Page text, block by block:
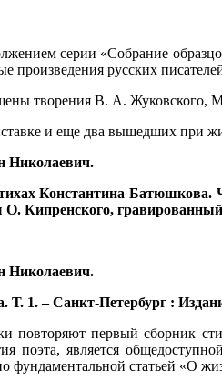
серии «Собрание
произведения русских
творения В. А. Жуковского,
и еще два вышедших при
Николаевич.
Константина
О. Кипренского,
Николаевич.
1. – Санкт-Петербург :
повторяют первый сборник
поэта, является
фундаментальной статьей «О